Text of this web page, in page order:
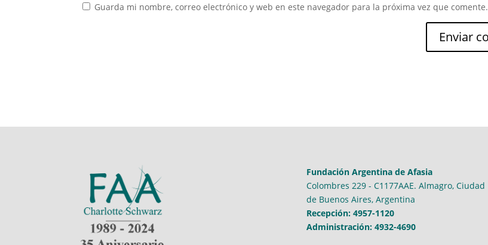
Guarda mi nombre, correo electrónico y web en este navegador para la próxima vez que comente.
Fundación Argentina de Afasia
Colombres 229 - C1177AAE. Almagro, Ciudad
de Buenos Aires, Argentina
Recepción: 4957-1120
Administración: 4932-4690